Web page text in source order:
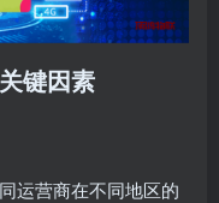
键因素
运营商在不同地区的